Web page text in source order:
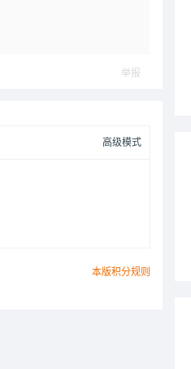
举报
高级模式
本版积分规则